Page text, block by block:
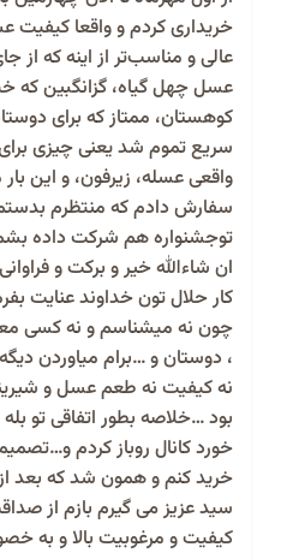
خریداری کردم و واقعا
عالی و‌ مناسب‌تر از اینه که
عسل چهل گیاه، گزانگبین که
کوهستان، ممتاز که برای
سریع تموم شد یعنی چیزی
سفارش دادم که منتظرم
تو‌جشنواره هم شرکت داده
ان شاءالله خیر و برکت و
کار حلال تون خداوند عنایت
چون نه میشناسم و نه کسی
، دوستان و …برام میاوردن
نه کیفیت نه طعم عسل و
بود …خلاصه بطور اتفاقی تو
خورد کانال رو‌باز کردم
خرید کنم و همون شد که بعد
سید عزیز می گیرم بازم از
کیفیت و مرغوبیت بالا و به